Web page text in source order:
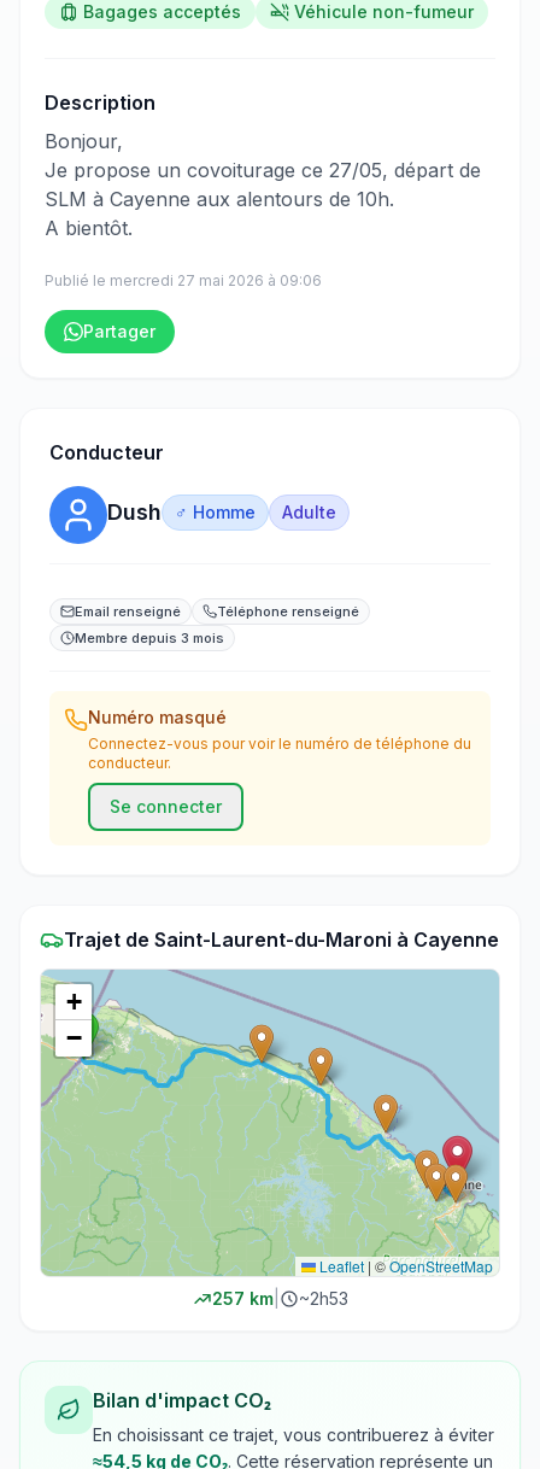
Bagages acceptés Véhicule non-fumeur
Description
​‌​‍​‌‌​​​‌‌​‌‌​‌‌​‌​‌‌‌​​​​​‌‌​‌‌‌‌​​‌‌​​​​​‌‌‌​​​‌​​‌‌​‌‌​​‌‌‌‌​​​​​‌‌​​‌‌​​‌‌​​​​​​‌‌​​​​​​‌‌​​​​​‌‌​‌‌​‌​‌‌​‌​‌​​‌‌‌​​‌​​​‌‌​​​​​​‌‌​‌​​​​‌‌​​‌​​‌‌​‌‌​​​​‌‌‌​​​​‌‌​‌‌‌​​‌‌​‌​‌​​‌‌‌‌​​‌​‌‌​‌​​​​​‌‌​‌​​‍Bonjour,
Je propose un covoiturage ce 27/05, départ de
SLM à Cayenne aux alentours de 10h.
A bientôt.
Publié le mercredi 27 mai 2026 à 09:06
Partager
Conducteur
Dush ♂ Homme Adulte
Email renseigné
Téléphone renseigné
Membre depuis 3 mois
Numéro masqué
Connectez-vous pour voir le numéro de téléphone du
conducteur.
Se connecter
Trajet de Saint-Laurent-du-Maroni à Cayenne
+
−
Leaflet | ©OpenStreetMap
257 km| ~2h53
Bilan d'impact CO₂
En choisissant ce trajet, vous contribuerez à éviter
≈54,5 kg de CO₂. Cette réservation représente un